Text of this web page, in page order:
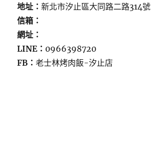
地址：新北市汐止區大同路二路314號
信箱：
網址：
LINE： 0966398720
FB：老士林烤肉飯-汐止店